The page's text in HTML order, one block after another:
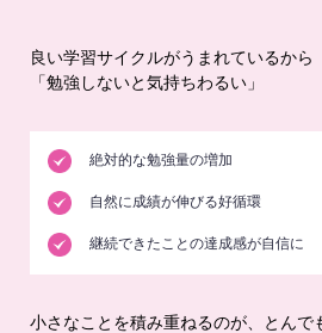
良い学習サイクルがうまれているから
「勉強しないと気持ちわるい」
絶対的な勉強量の増加
自然に成績が伸びる好循環
継続できたことの達成感が自信に
小さなことを積み重ねるのが、とんで